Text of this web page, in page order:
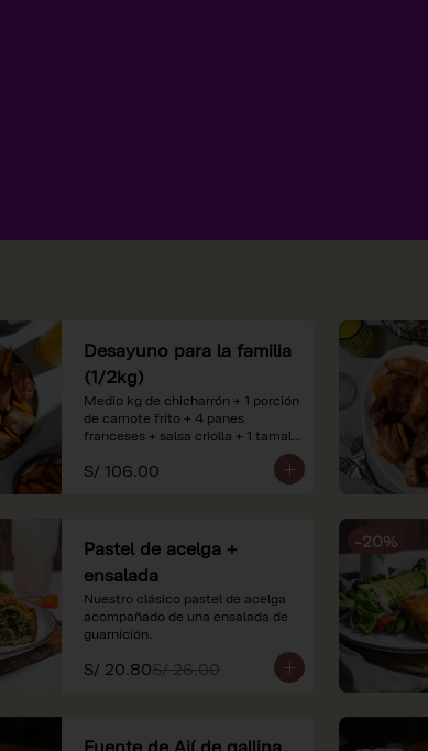
Desayuno para la familia
(1/2kg)
Medio kg de chicharrón + 1 porción
de camote frito + 4 panes
franceses + salsa criolla + 1 tamal
criollo + 1 litro de jugo de naranja.
consumo. Imágenes referenciales.
S/ 106.00
Pastel de acelga +
ensalada
Nuestro clásico pastel de acelga
acompañado de una ensalada de
guarnición.
S/ 20.80S/ 26.00
-20%
Fuente de Ají de gallina